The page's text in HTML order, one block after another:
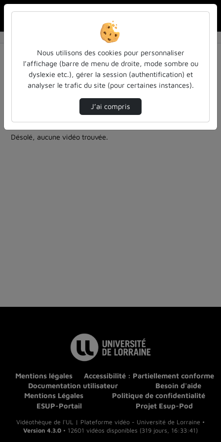
Résultats de la recherche
Filtres actifs (cliquer pour en retirer) :
cours-formations
la-philo-en-petits-morceaux
1 vidéo trouvée
Désolé, aucune vidéo trouvée.
Mentions légales
Accessibilité : Partiellement conforme
Documentation utilisateur
Besoin d'aide
Mentions Légales
Politique de confidentialité
ESUP-Portail
Projet Esup-Pod
Vidéothèque de l'UL | Plateforme vidéo - Université de Lorraine •
Version 4.3.0 • 12601 vidéos disponibles (319 jours, 16:33:41)
Nous utilisons des cookies pour personnaliser
l’affichage (barre de menu de droite, mode sombre ou
dyslexie etc.), gérer la session (authentification) et
analyser le trafic du site (pour certaines instances).
J’ai compris